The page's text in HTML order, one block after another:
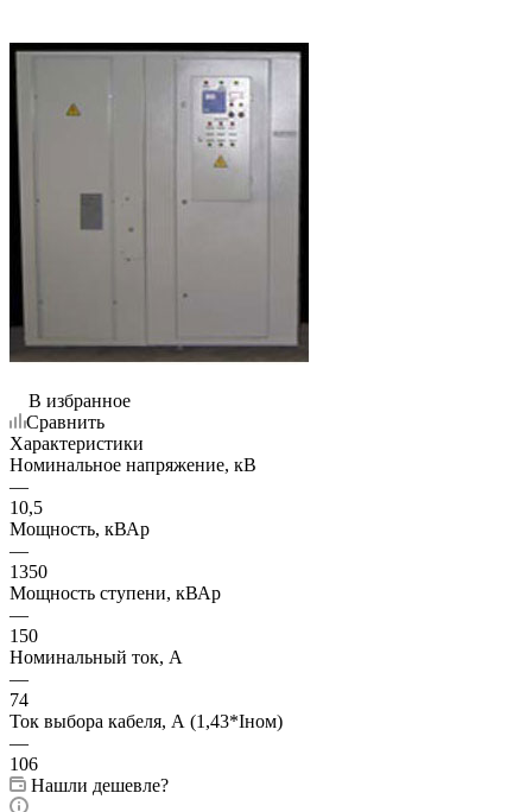
В избранное
Сравнить
Характеристики
Номинальное напряжение, кВ
—
10,5
Мощность, кВАр
—
1350
Мощность ступени, кВАр
—
150
Номинальный ток, А
—
74
Ток выбора кабеля, А (1,43*Iном)
—
106
Нашли дешевле?